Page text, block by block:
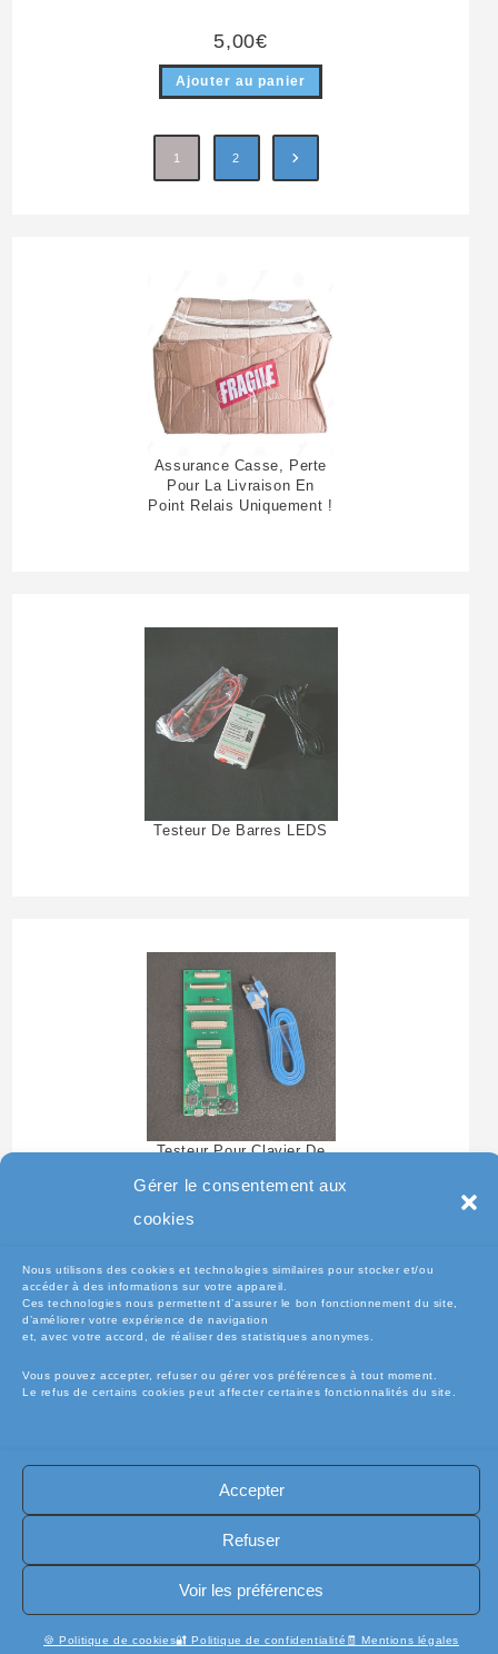
Gérer le consentement aux
cookies
Nous utilisons des cookies et technologies similaires pour stocker et/ou
accéder à des informations sur votre appareil.
Ces technologies nous permettent d’assurer le bon fonctionnement du site,
d’améliorer votre expérience de navigation
et, avec votre accord, de réaliser des statistiques anonymes.
Vous pouvez accepter, refuser ou gérer vos préférences à tout moment.
Le refus de certains cookies peut affecter certaines fonctionnalités du site.
Accepter
Refuser
Voir les préférences
🍪 Politique de cookies🔐 Politique de confidentialité 🧾 Mentions légales
5,00€
Ajouter au panier
1 2
Assurance Casse, Perte
Pour La Livraison En
Point Relais Uniquement !
Testeur De Barres LEDS
Testeur Pour Clavier De
🧾Conditions Générales de Vente (CGV)
🧾 Mentions légales
🔐 Politique de confidentialité
🔐 Exercer mes droits RGPD
🍪 Politique de cookies (UE)
📦Livraisons et retours
🛡️ Assurance casse / perte
Copyright [electro-pieces-occase.fr]